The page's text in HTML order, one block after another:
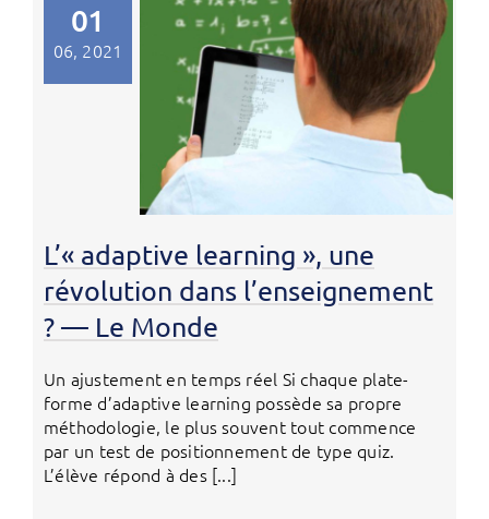
01
06, 2021
L’« adaptive learning », une
révolution dans l’enseignement
? — Le Monde
Un ajustement en temps réel Si chaque plate-
forme d’adaptive learning possède sa propre
méthodologie, le plus souvent tout commence
par un test de positionnement de type quiz.
L’élève répond à des [...]